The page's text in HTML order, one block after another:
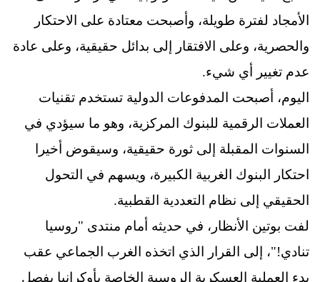
الأمجاد لفترة طويلة، وأصبحت معتادة على الاحتكار
والحصرية، وعلى الافتقار إلى بدائل حقيقية، وعلى عادة
عدم تغيير أي شيء.
اليوم، أصبحت المدفوعات الدولية تستخدم تقنيات
العملات الرقمية للبنوك المركزية، وهو ما سيؤدي في
السنوات المقبلة إلى ثورة حقيقية، وسيقوض أخيرا
احتكار البنوك الغربية الكبيرة، ويسهم في التحول
الحقيقي إلى نظام التعددية القطبية.
لفت بوتين الأنظار، في حديثه أمام منتدى "روسيا
تنادي!"، إلى القرار الذي اتخذه الغرب الجماعي عقب
بدء العملية العسكرية الروسية الخاصة بأوكرانيا بفصل